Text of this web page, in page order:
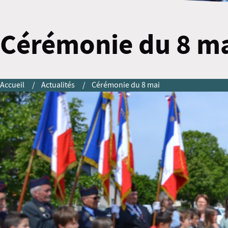
Cérémonie du 8
Accueil Actualités Cérémonie du 8 mai